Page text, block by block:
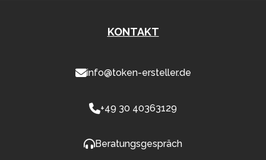
KONTAKT
info@token-ersteller.de
+49 30 40363129
Beratungsgespräch